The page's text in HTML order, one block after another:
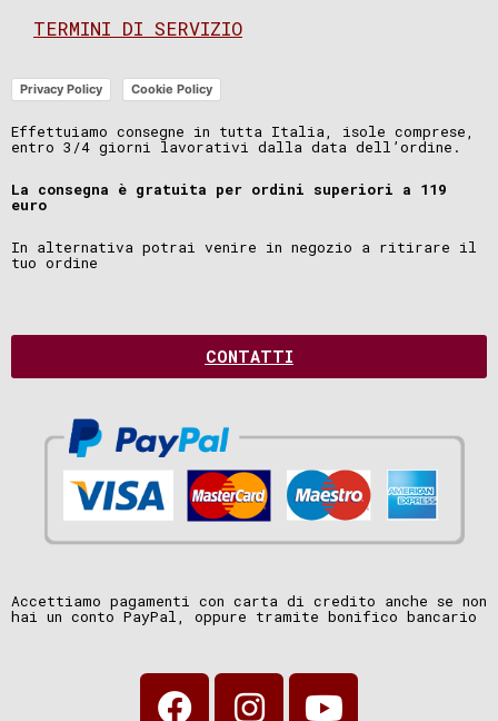
TERMINI DI SERVIZIO
Privacy Policy Cookie Policy
Effettuiamo consegne in tutta Italia, isole comprese,
entro 3/4 giorni lavorativi dalla data dell’ordine.
La consegna è gratuita per ordini superiori a 119
euro
In alternativa potrai venire in negozio a ritirare il
tuo ordine
CONTATTI
Accettiamo pagamenti con carta di credito anche se non
hai un conto PayPal, oppure tramite bonifico bancario